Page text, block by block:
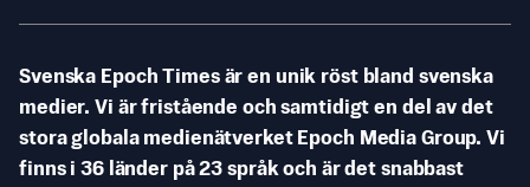
Svenska Epoch Times är en unik röst bland svenska
medier. Vi är fristående och samtidigt en del av det
stora globala medienätverket Epoch Media Group. Vi
finns i 36 länder på 23 språk och är det snabbast